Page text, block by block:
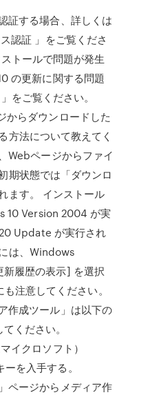
証する場合、詳しくは
認証 」をご覧くださ
トールで問題が発生
の更新に関する問題
をご覧ください。
らダウンロードした
方法について教えてく
Webページからファイ
期状態では「ダウンロ
ます。 インストール
10 Version 2004 が実
Update が実行され
は、Windows
履歴の表示] を選択
注意してください。
作成ツール」は以下の
ください。
イクロソフト）
を入手する。
ページからメディア作